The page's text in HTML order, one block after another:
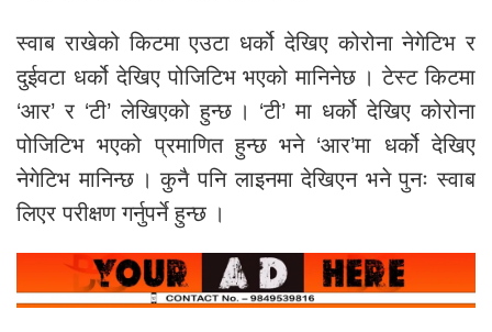
स्वाब राखेको किटमा एउटा धर्को देखिए कोरोना नेगेटिभ र
दुईवटा धर्को देखिए पोजिटिभ भएको मानिनेछ । टेस्ट किटमा
‘आर’ र ‘टी’ लेखिएको हुन्छ । ‘टी’ मा धर्को देखिए कोरोना
पोजिटिभ भएको प्रमाणित हुन्छ भने ‘आर’मा धर्को देखिए
नेगेटिभ मानिन्छ । कुनै पनि लाइनमा देखिएन भने पुनः स्वाब
लिएर परीक्षण गर्नुपर्ने हुन्छ ।